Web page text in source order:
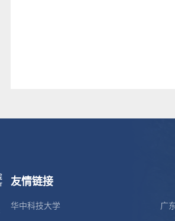
友情链接
华中科技大学 广